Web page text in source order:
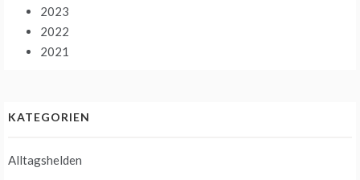
2023
2022
2021
KATEGORIEN
Alltagshelden